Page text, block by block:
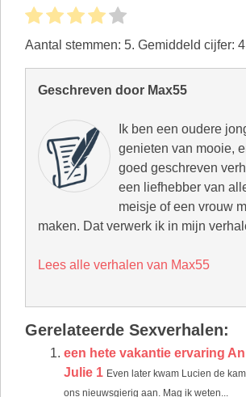
Aantal stemmen: 5. Gemiddeld cijfer:
Geschreven door Max55
Ik ben een oudere
genieten van mooie,
goed geschreven
een liefhebber van
meisje of een vrouw
maken. Dat verwerk ik in mijn
Lees alle verhalen van Max55
Gerelateerde Sexverhalen:
een hete vakantie ervaring
Julie 1 Even later kwam Lucien de
ons nieuwsgierig aan. Mag ik weten...